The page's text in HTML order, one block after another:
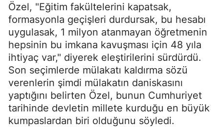
Özel, "Eğitim fakültelerini kapatsak,
formasyonla geçişleri durdursak, bu hesabı
uygulasak, 1 milyon atanmayan öğretmenin
hepsinin bu imkana kavuşması için 48 yıla
ihtiyaç var," diyerek eleştirilerini sürdürdü.
Son seçimlerde mülakatı kaldırma sözü
verenlerin şimdi mülakatın daniskasını
yaptığını belirten Özel, bunun Cumhuriyet
tarihinde devletin millete kurduğu en büyük
kumpaslardan biri olduğunu söyledi.